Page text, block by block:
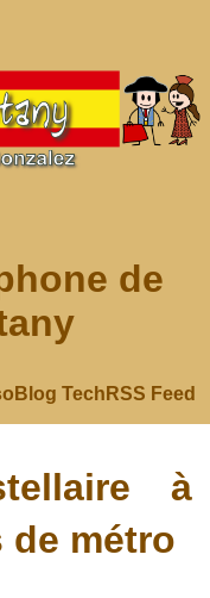
de
Blog Tech RSS Feed
à
métro